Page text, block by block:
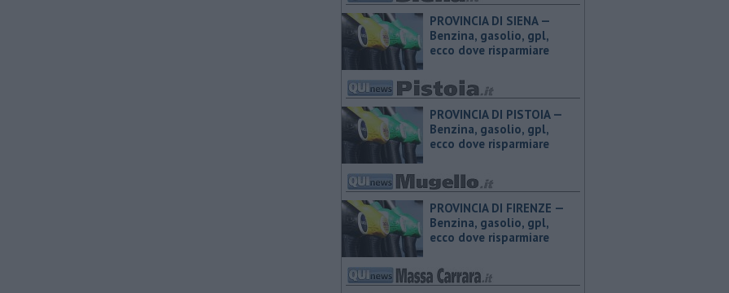
PROVINCIA DI SIENA — ​
Benzina, gasolio, gpl,
ecco dove risparmiare
PROVINCIA DI PISTOIA — ​
Benzina, gasolio, gpl,
ecco dove risparmiare
PROVINCIA DI FIRENZE — ​
Benzina, gasolio, gpl,
ecco dove risparmiare